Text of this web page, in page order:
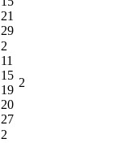
21
29
2
11
15
19
20
27
2
2